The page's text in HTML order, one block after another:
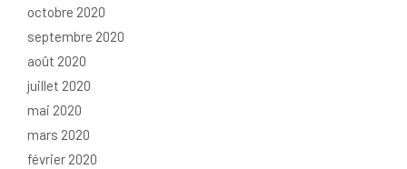
octobre 2020
septembre 2020
août 2020
juillet 2020
mai 2020
mars 2020
février 2020